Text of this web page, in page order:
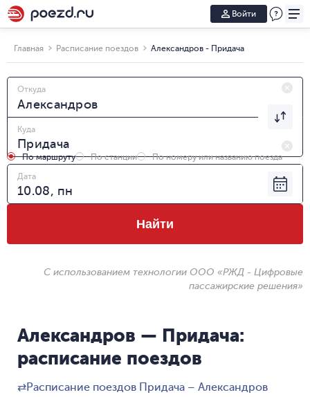
Войти
Главная Расписание поездов Александров - Придача
Откуда
Куда
По маршруту По станции
По номеру или названию поезда
Дата
Найти
С использованием технологии ООО «РЖД - Цифровые
пассажирские решения»
Александров — Придача:
расписание поездов
⇄Расписание поездов Придача – Александров